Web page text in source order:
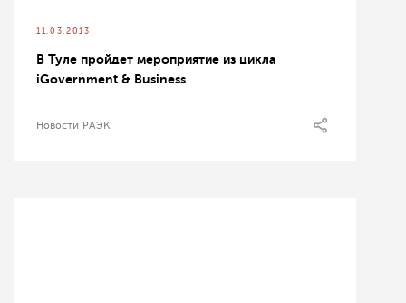
11.03.2013
В Туле пройдет мероприятие из цикла
iGovernment & Business
Новости РАЭК